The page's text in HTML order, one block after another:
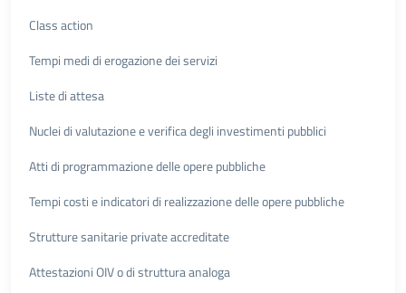
Class action
Tempi medi di erogazione dei servizi
Liste di attesa
Nuclei di valutazione e verifica degli investimenti pubblici
Atti di programmazione delle opere pubbliche
Tempi costi e indicatori di realizzazione delle opere pubbliche
Strutture sanitarie private accreditate
Attestazioni OIV o di struttura analoga